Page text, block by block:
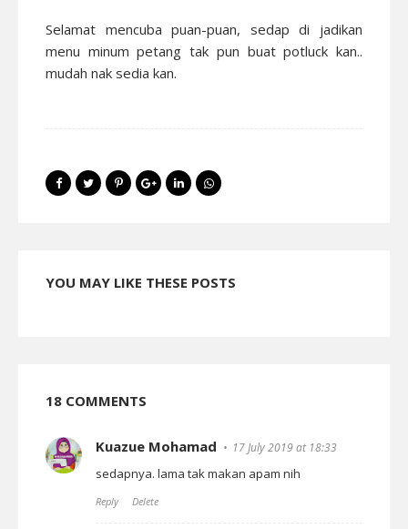
Selamat mencuba puan-puan, sedap di jadikan
menu minum petang tak pun buat potluck kan..
mudah nak sedia kan.
YOU MAY LIKE THESE POSTS
18 COMMENTS
Kuazue Mohamad 17 July 2019 at 18:33
sedapnya. lama tak makan apam nih
Reply Delete